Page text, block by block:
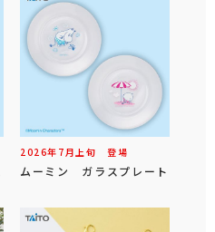
2026年 7 月 上旬 登場
ムーミン ガラスプレート